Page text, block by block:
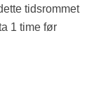
tidsrommet
1 time før